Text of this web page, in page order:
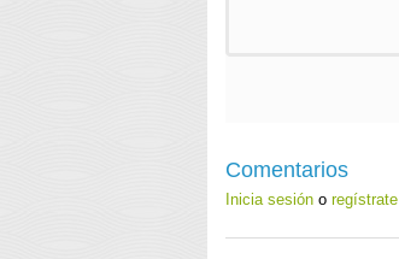
Comentarios
Inicia sesión o regístrate